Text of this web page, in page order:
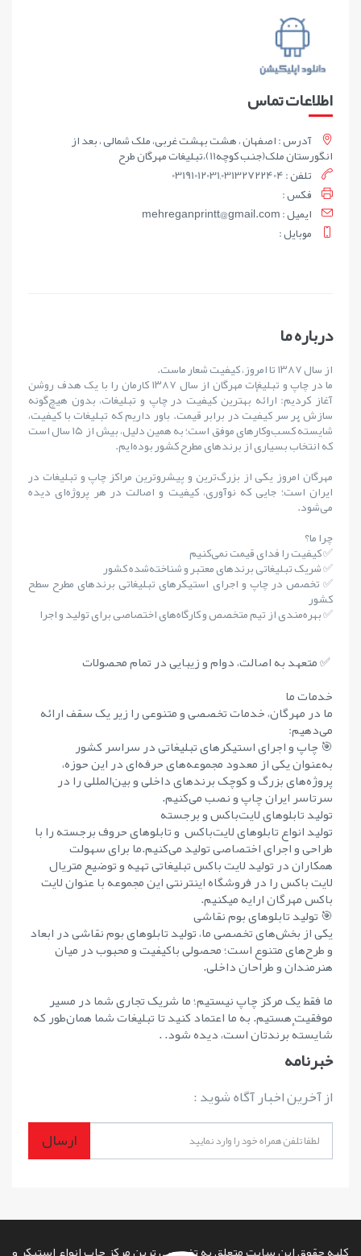
اطلاعات تماس
آدرس : اصفهان ، هشت بهشت غربی، ملک شمالی ، بعد از
انگورستان ملک(جنب کوچه11)،تبلیغات مهرگان طرح
تلفن : 03191012031,03132722404
فکس :
ايميل : mehreganprintt@gmail.com
موبايل :
درباره ما
از سال ۱۳۸۷ تا امروز، کیفیت شعار ماست.
ما در چاپ و تبلیغات مهرگان از سال ۱۳۸۷ کارمان را با یک هدف روشن
آغاز کردیم: ارائهٔ بهترین کیفیت در چاپ و تبلیغات، بدون هیچ‌گونه
سازش بر سر کیفیت در برابر قیمت. باور داریم که تبلیغات با کیفیت،
شایستهٔ کسب‌وکارهای موفق است؛ به همین دلیل، بیش از ۱۵ سال است
که انتخاب بسیاری از برندهای مطرح کشور بوده‌ایم.
مهرگان امروز یکی از بزرگ‌ترین و پیشروترین مراکز چاپ و تبلیغات در
ایران است؛ جایی که نوآوری، کیفیت و اصالت در هر پروژه‌ای دیده
می‌شود.
چرا ما؟
✅ کیفیت را فدای قیمت نمی‌کنیم
✅ شریک تبلیغاتی برندهای معتبر و شناخته‌شده کشور
✅ تخصص در چاپ و اجرای استیکرهای تبلیغاتی برندهای مطرح سطح
کشور
✅ بهره‌مندی از تیم متخصص و کارگاه‌های اختصاصی برای تولید و اجرا
✅ متعهد به اصالت، دوام و زیبایی در تمام محصولات
خدمات ما
ما در مهرگان، خدمات تخصصی و متنوعی را زیر یک سقف ارائه
می‌دهیم:
🎯 چاپ و اجرای استیکرهای تبلیغاتی در سراسر کشور
به‌عنوان یکی از معدود مجموعه‌های حرفه‌ای در این حوزه،
پروژه‌های بزرگ و کوچک برندهای داخلی و بین‌المللی را در
سرتاسر ایران چاپ و نصب می‌کنیم.
تولید تابلوهای لایت‌باکس و برجسته
تولید انواع تابلوهای لایت‌باکس و تابلوهای حروف برجسته را با
طراحی و اجرای اختصاصی تولید می‌کنیم.ما برای سهولت
همکاران در تولید لایت باکس تبلیغاتی تهیه و توضیع متریال
لایت باکس را در فروشگاه اینترنتی این مجموعه با عنوان لایت
باکس مهرگان ارایه میکنیم.
🎯 تولید تابلوهای بوم نقاشی
یکی از بخش‌های تخصصی ما، تولید تابلوهای بوم نقاشی در ابعاد
و طرح‌های متنوع است؛ محصولی باکیفیت و محبوب در میان
هنرمندان و طراحان داخلی.
ما فقط یک مرکز چاپ نیستیم؛ ما شریک تجاری شما در مسیر
موفقیت هستیم. به ما اعتماد کنید تا تبلیغات شما همان‌طور که
شایستهٔ برندتان است، دیده شود. .
خبرنامه
از آخرین اخبار آگاه شوید :
ارسال